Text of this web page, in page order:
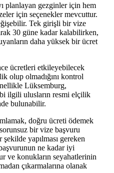
planlayan gezginler için hem
için seçenekler mevcuttur.
Tek girişli bir vize
30 güne kadar kalabilirken,
daha yüksek bir ücret
ücretleri etkileyebilecek
olup olmadığını kontrol
Lüksemburg,
ilgili ulusların resmi elçilik
bulunabilir.
doğru ücreti ödemek
bir vize başvuru
yapılması gereken
ne kadar iyi
ve konukların seyahatlerinin
çıkarmalarına olanak